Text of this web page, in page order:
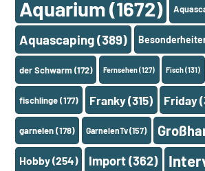
Aquarium (1672)
Aquascaping(389)
der Schwarm(172) Fernsehen(127) Fisch(131)
fischlinge(177) Franky(315) Friday
garnelen(178) GarnelenTv(157)
Hobby(254) Import(362)